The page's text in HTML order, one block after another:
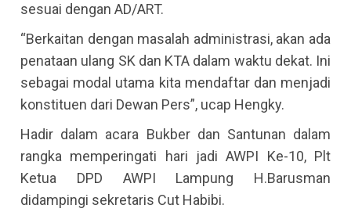
sesuai dengan AD/ART.
“Berkaitan dengan masalah administrasi, akan ada
penataan ulang SK dan KTA dalam waktu dekat. Ini
sebagai modal utama kita mendaftar dan menjadi
konstituen dari Dewan Pers”, ucap Hengky.
Hadir dalam acara Bukber dan Santunan dalam
rangka memperingati hari jadi AWPI Ke-10, Plt
Ketua DPD AWPI Lampung H.Barusman
didampingi sekretaris Cut Habibi.